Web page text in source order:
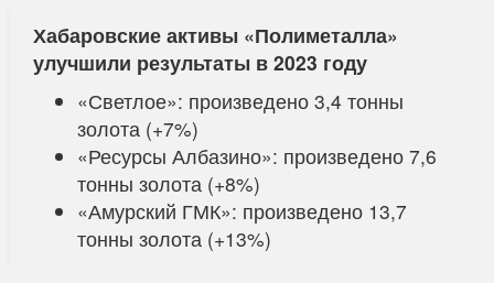
Хабаровские активы «Полиметалла»
улучшили результаты в 2023 году
«Светлое»: произведено 3,4 тонны
золота (+7%)
«Ресурсы Албазино»: произведено 7,6
тонны золота (+8%)
«Амурский ГМК»: произведено 13,7
тонны золота (+13%)